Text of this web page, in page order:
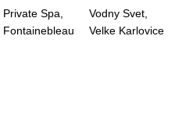
Private Spa,
Fontainebleau
Vodny Svet,
Velke Karlovice